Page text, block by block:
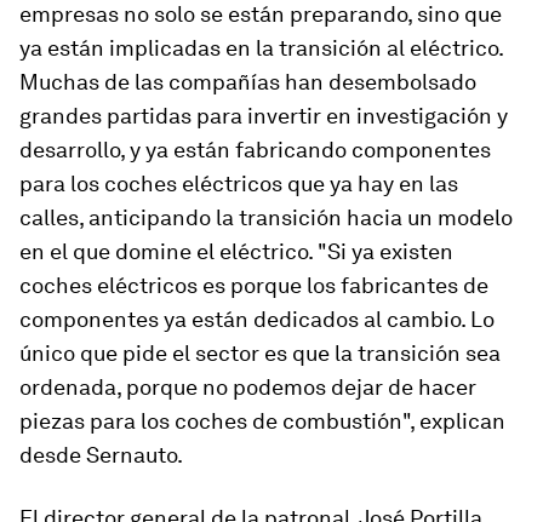
empresas no solo se están preparando, sino que
ya están implicadas en la transición al eléctrico.
Muchas de las compañías han desembolsado
grandes partidas para invertir en investigación y
desarrollo, y ya están fabricando componentes
para los coches eléctricos que ya hay en las
calles, anticipando la transición hacia un modelo
en el que domine el eléctrico. "Si ya existen
coches eléctricos es porque los fabricantes de
componentes ya están dedicados al cambio. Lo
único que pide el sector es que la transición sea
ordenada, porque no podemos dejar de hacer
piezas para los coches de combustión", explican
desde Sernauto.